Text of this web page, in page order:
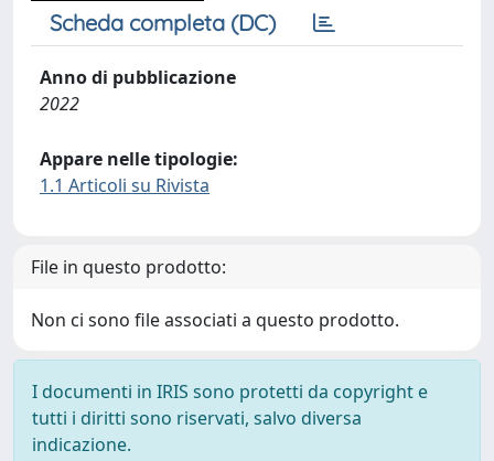
Scheda completa (DC)
Anno di pubblicazione
2022
Appare nelle tipologie:
1.1 Articoli su Rivista
File in questo prodotto:
Non ci sono file associati a questo prodotto.
I documenti in IRIS sono protetti da copyright e
tutti i diritti sono riservati, salvo diversa
indicazione.